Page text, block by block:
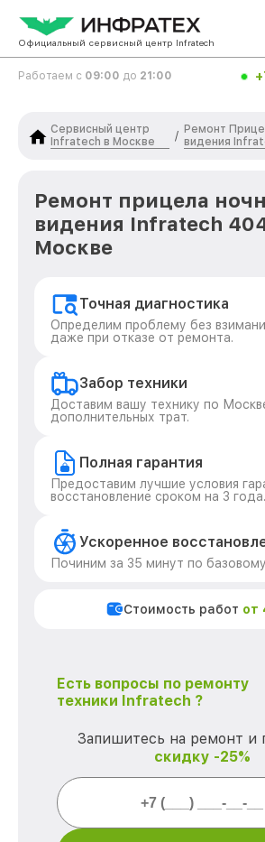
Официальный сервисный центр Infratech
Работаем с 09:00 до 21:00
Сервисный центр
Infratech в Москве
/
Ремонт
видения
Ремонт прицела
видения Infratech
Москве
Точная диагностика
Определим проблему без
даже при отказе от ремонта.
Забор техники
Доставим вашу технику по
дополнительных трат.
Полная гарантия
Предоставим лучшие условия
восстановление сроком на 3 года.
Ускоренное
Починим за 35 минут по
Стоимость работ от
Есть вопросы по ремонту
техники Infratech ?
Запишитесь на ремонт и
скидку -25%